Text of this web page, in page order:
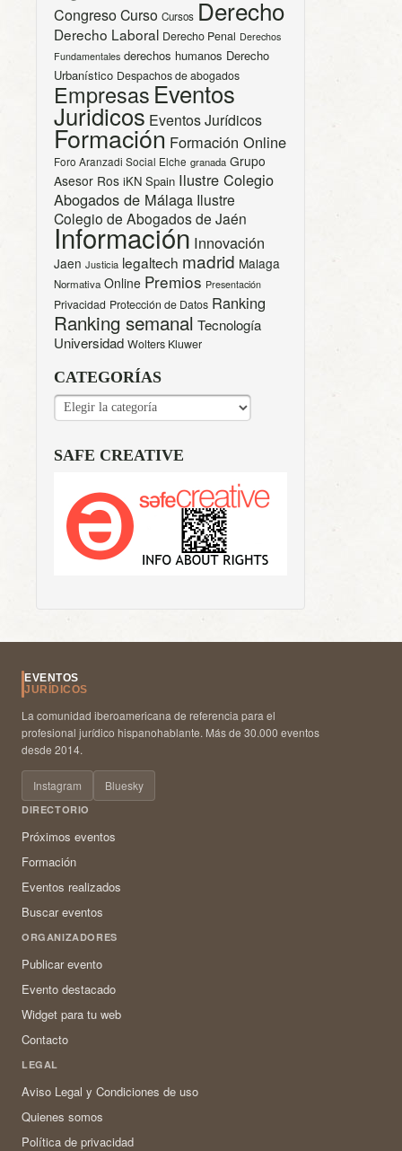
CongresoCurso Cursos Derecho
Derecho Laboral Derecho Penal Derechos
Fundamentales derechos humanos Derecho
Urbanístico Despachos de abogados
Empresas Eventos
Juridicos Eventos Jurídicos
Formación Formación Online
Foro Aranzadi Social Elche granada Grupo
Asesor Ros iKN Spain Ilustre Colegio
Abogados de Málaga Ilustre
Colegio de Abogados de Jaén
Información Innovación
Jaen Justicia legaltech madrid Malaga
Normativa Online Premios Presentación
Privacidad Protección de Datos Ranking
Ranking semanal Tecnología
Universidad Wolters Kluwer
CATEGORÍAS
CATEGORÍAS
SAFE CREATIVE
EVENTOS
JURÍDICOS
La comunidad iberoamericana de referencia para el
profesional jurídico hispanohablante. Más de 30.000 eventos
desde 2014.
Instagram Bluesky
DIRECTORIO
Próximos eventos
Formación
Eventos realizados
Buscar eventos
ORGANIZADORES
Publicar evento
Evento destacado
Widget para tu web
Contacto
LEGAL
Aviso Legal y Condiciones de uso
Quienes somos
Política de privacidad